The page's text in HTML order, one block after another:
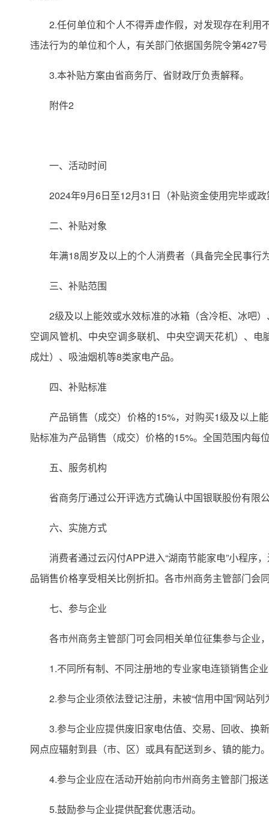
2.任何单位和个人不得弄虚作假，对发现存在利
违法行为的单位和个人，有关部门依据国务院令第427
3.本补贴方案由省商务厅、省财政厅负责解释。
附件2
一、活动时间
2024年9月6日至12月31日（补贴资金使用完毕或
二、补贴对象
年满18周岁及以上的个人消费者（具备完全民事行
三、补贴范围
2级及以上能效或水效标准的冰箱（含冷柜、冰吧
空调风管机、中央空调多联机、中央空调天花机）、
成灶）、吸油烟机等8类家电产品。
四、补贴标准
产品销售（成交）价格的15%，对购买1级及以上
贴标准为产品销售（成交）价格的15%。全国范围内每
五、服务机构
省商务厅通过公开评选方式确认中国银联股份有限
六、实施方式
消费者通过云闪付APP进入“湖南节能家电”小程序
品销售价格享受相关比例折扣。各市州商务主管部门会
七、参与企业
各市州商务主管部门可会同相关单位征集参与企业
1.不同所有制、不同注册地的专业家电连锁销售企
2.参与企业须依法登记注册，未被“信用中国”网站
3.参与企业应提供废旧家电估值、交易、回收、换
网点应辐射到县（市、区）或具有配送到乡、镇的能力
4.参与企业应在活动开始前向市州商务主管部门报
5.鼓励参与企业提供配套优惠活动。